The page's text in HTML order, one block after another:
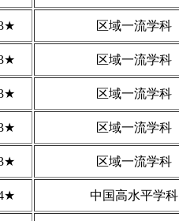
区域一流学科
区域一流学科
区域一流学科
区域一流学科
区域一流学科
中国高水平学科